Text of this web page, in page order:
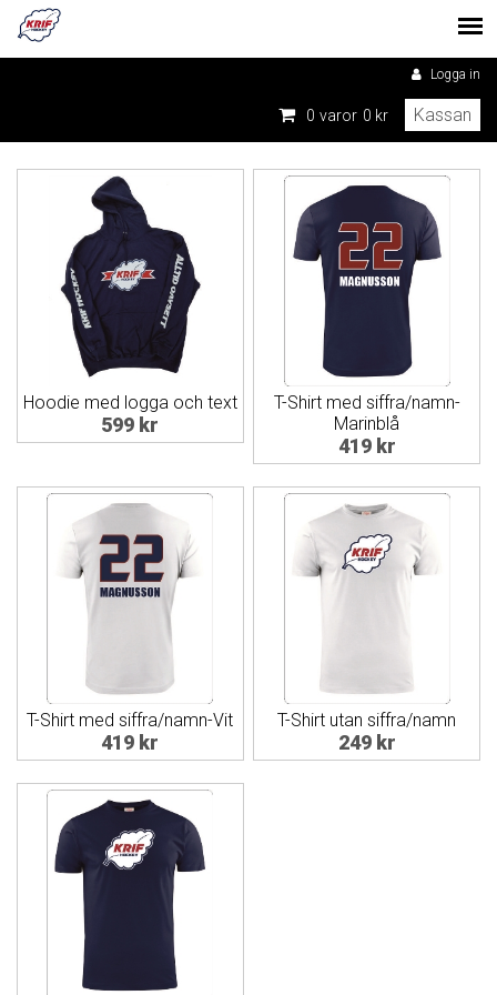
Logga in
0 varor 0 kr Kassan
Hoodie med logga och text
599 kr
T-Shirt med siffra/namn-
Marinblå
419 kr
T-Shirt med siffra/namn-Vit
419 kr
T-Shirt utan siffra/namn
249 kr